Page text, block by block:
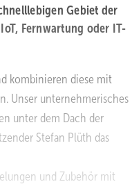
Gebiet der
Fernwartung oder IT-
­kombinieren diese mit
Unser ­unternehmerisches
unter dem Dach der
Stefan Plüth das
und Zubehör mit